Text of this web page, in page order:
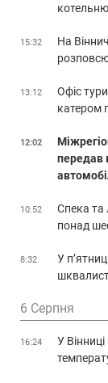
15:32
На
13:12
Офіс
катером
12:02
передав
10:52
Спека та
понад
8:32
У
6 Серпня
16:24
У